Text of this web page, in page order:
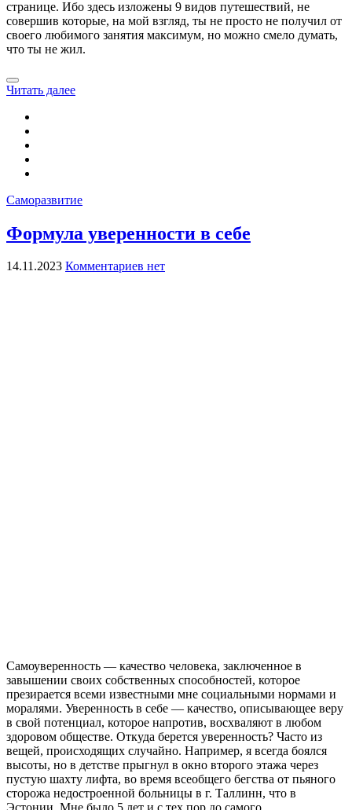
странице. Ибо здесь изложены 9 видов путешествий, не
совершив которые, на мой взгляд, ты не просто не получил от
своего любимого занятия максимум, но можно смело думать,
что ты не жил.
Читать далее
Саморазвитие
Формула уверенности в себе
14.11.2023 Комментариев нет
Самоуверенность — качество человека, заключенное в
завышении своих собственных способностей, которое
презирается всеми известными мне социальными нормами и
моралями. Уверенность в себе — качество, описывающее веру
в свой потенциал, которое напротив, восхваляют в любом
здоровом обществе. Откуда берется уверенность? Часто из
вещей, происходящих случайно. Например, я всегда боялся
высоты, но в детстве прыгнул в окно второго этажа через
пустую шахту лифта, во время всеобщего бегства от пьяного
сторожа недостроенной больницы в г. Таллинн, что в